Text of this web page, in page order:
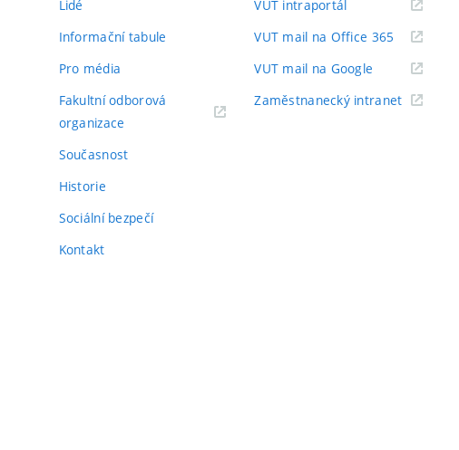
Lidé
Informační tabule
Pro média
Fakultní odborová
organizace
Současnost
Historie
Sociální bezpečí
Kontakt
VUT intraportál(externí
VUT mail na Office 365 (externí
odkaz)
VUT mail na Google (externí
Zaměstnanecký intranet(externí